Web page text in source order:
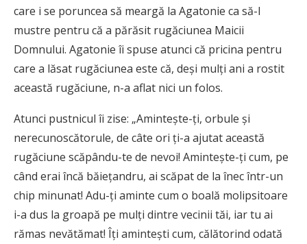
care i se poruncea să meargă la Agatonie ca să-l
mustre pentru că a părăsit rugăciunea Maicii
Domnului. Agatonie îi spuse atunci că pricina pentru
care a lăsat rugăciunea este că, deși mulți ani a rostit
această rugăciune, n-a aflat nici un folos.
Atunci pustnicul îi zise: „Amintește-ți, orbule și
nerecunoscătorule, de câte ori ți-a ajutat această
rugăciune scăpându-te de nevoi! Amintește-ți cum, pe
când erai încă băiețandru, ai scăpat de la înec într-un
chip minunat! Adu-ți aminte cum o boală molipsitoare
i-a dus la groapă pe mulți dintre vecinii tăi, iar tu ai
rămas nevătămat! Îți amintești cum, călătorind odată